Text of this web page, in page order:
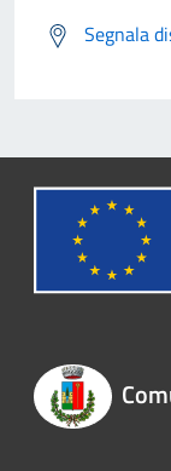
Segnala